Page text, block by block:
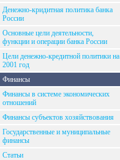
Денежно-кридитная политика банка
России
Основные цели деятельности,
функции и операции банка России
Цели денежно-кредитной политики на
2001 год
Финансы
Финансы в системе экономических
отношений
Финансы субъектов хозяйствования
Государственные и муниципальные
финансы
Статьи